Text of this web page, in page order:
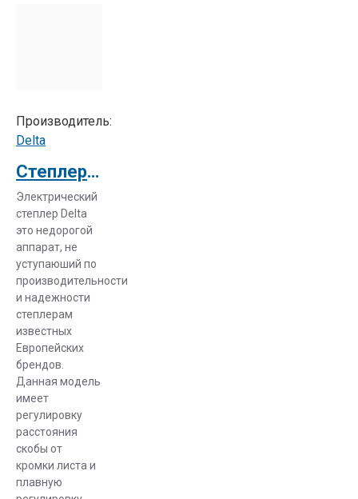
Производитель:
Delta
Степлер электрический Delta HD 66
Электрический
степлер Delta
это недорогой
аппарат, не
уступаюший по
производительности
и надежности
степлерам
известных
Европейских
брендов.
Данная модель
имеет
регулировку
расстояния
скобы от
кромки листа и
плавную